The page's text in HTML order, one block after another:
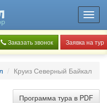
Заказать звонок Заявка на тур
Круиз Северный Байкал
Программа тура в PDF